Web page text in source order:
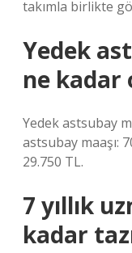
takımla birlikte
Yedek
ne kadar
Yedek astsubay
astsubay maaşı:
29.750 TL.
7 yıllık
kadar